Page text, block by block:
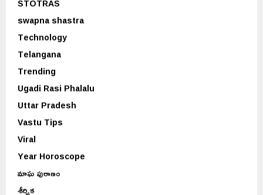
STOTRAS
swapna shastra
Technology
Telangana
Trending
Ugadi Rasi Phalalu
Uttar Pradesh
Vastu Tips
Viral
Year Horoscope
మాఘ పురాణం
శీర్షిక